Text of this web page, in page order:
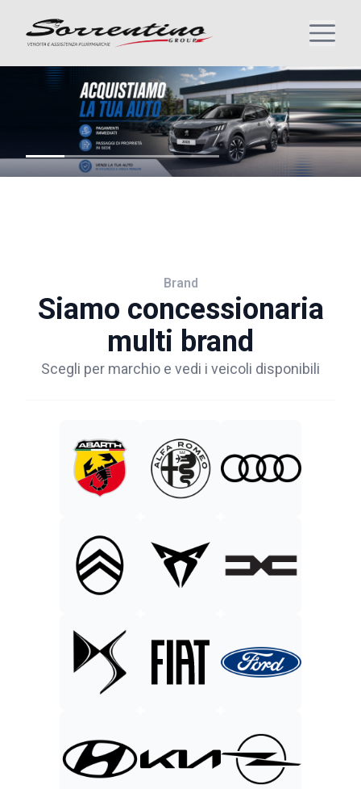
Brand
Siamo concessionaria
multi brand
Scegli per marchio e vedi i veicoli disponibili